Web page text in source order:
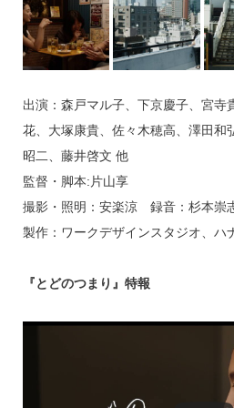
出演：森戸マル子、下京慶子、宮寺
花、大塚康貴、佐々木穂高、澤田和
昭二、藤井啓文 他
監督・脚本:片山享
撮影・照明：安楽涼 録音：杉本
製作：ワークデザインスタジオ、ハ
『とどのつまり』特報